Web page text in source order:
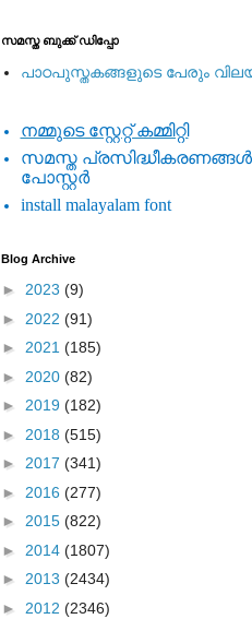
സമസ്ത ബുക്ക് ഡിപ്പോ
പാഠപുസ്തകങ്ങളുടെ പേരും
നമ്മുടെ സ്റ്റേറ്റ് കമ്മിറ്റി
സമസ്ത പ്രസിദ്ധീകരണങ്ങള്‍
പോസ്റ്റര്‍
install malayalam font
Blog Archive
► 2023 (9)
► 2022 (91)
► 2021 (185)
► 2020 (82)
► 2019 (182)
► 2018 (515)
► 2017 (341)
► 2016 (277)
► 2015 (822)
► 2014 (1807)
► 2013 (2434)
► 2012 (2346)